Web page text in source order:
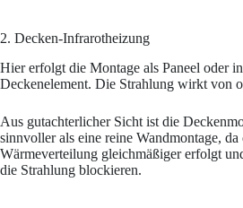
2. Decken-Infrarotheizung
Hier erfolgt die Montage als Paneel oder
Deckenelement. Die Strahlung wirkt von
Aus gutachterlicher Sicht ist die
sinnvoller als eine reine Wandmontage, da
Wärmeverteilung gleichmäßiger erfolgt
die Strahlung blockieren.